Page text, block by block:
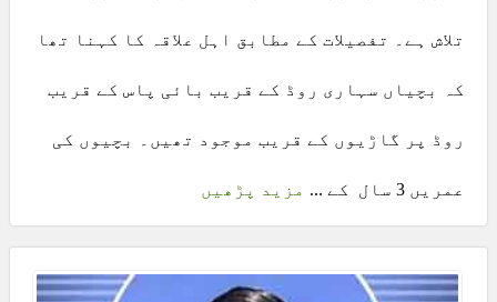
تلاش ہے۔ تفصیلات کے مطابق اہل علاقہ کا کہنا تھا
کہ بچیاں سہاری روڈ کے قریب بائی پاس کے قریب
روڈ پر گاڑیوں کے قریب موجود تھیں۔ بچیوں کی
عمریں 3 سال کے ... مزید پڑھیں